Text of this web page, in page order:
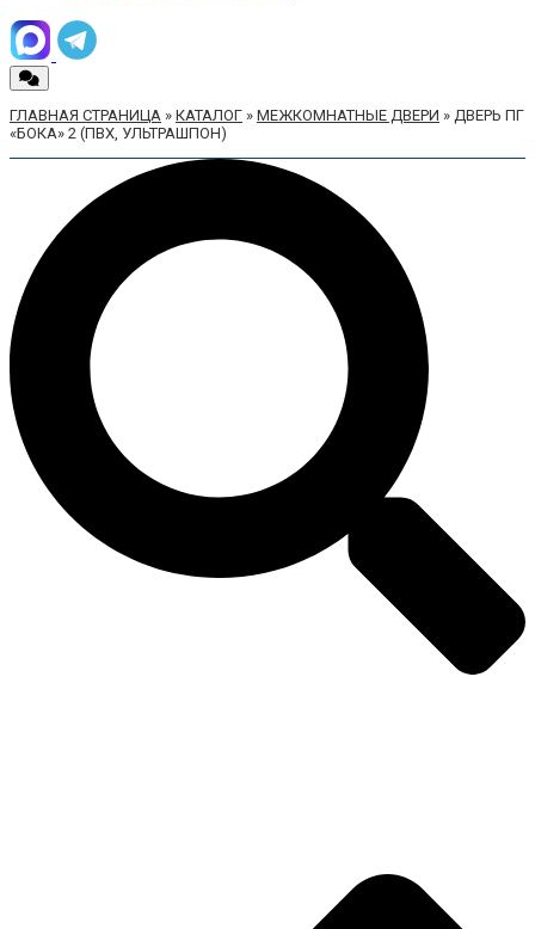
ГЛАВНАЯ СТРАНИЦА » КАТАЛОГ » МЕЖКОМНАТНЫЕ ДВЕРИ » ДВЕРЬ ПГ
«БОКА» 2 (ПВХ, УЛЬТРАШПОН)